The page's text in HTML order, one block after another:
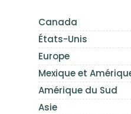
Canada
États-Unis
Europe
Mexique et
Amérique du Sud
Asie